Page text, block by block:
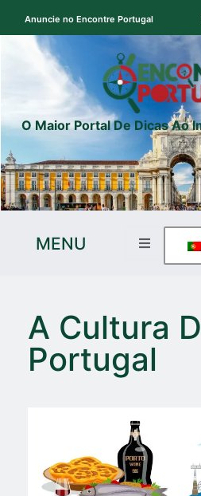
Anuncie no Encontre Portugal
O Maior Portal De Dicas Ao
MENU
A Cultura
Portugal